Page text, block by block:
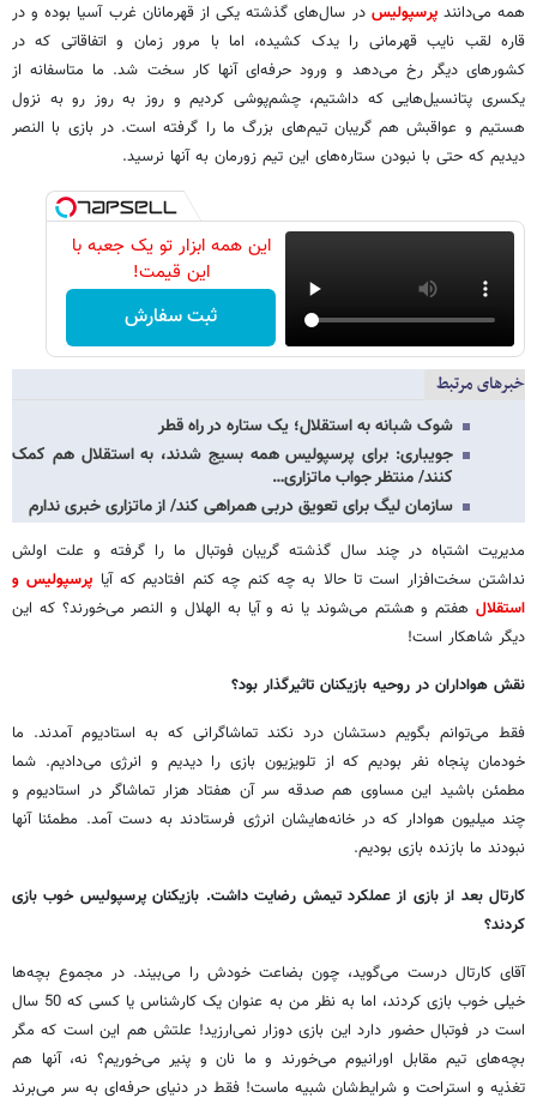
همه می‌دانندپرسپولیسدر سال‌های گذشته یکی از قهرمانان غرب آسیا بوده و در
قاره لقب نایب قهرمانی را یدک کشیده، اما با مرور زمان و اتفاقاتی که در
کشورهای دیگر رخ می‌دهد و ورود حرفه‌ای آنها کار سخت شد. ما متاسفانه از
یکسری پتانسیل‌هایی که داشتیم، چشم‌پوشی کردیم و روز به روز رو به نزول
هستیم و عواقبش هم گریبان تیم‌های بزرگ ما را گرفته است. در بازی با النصر
دیدیم که حتی با نبودن ستاره‌های این تیم زورمان به آنها نرسید.
این همه ابزار تو یک جعبه با
این قیمت!
ثبت سفارش
خبرهای مرتبط
شوک شبانه به استقلال؛ یک ستاره در راه قطر
جویباری: برای پرسپولیس همه بسیج شدند، به استقلال هم کمک
کنند/ منتظر جواب ماتزاری…
سازمان لیگ برای تعویق دربی همراهی کند/ از ماتزاری خبری ندارم
مدیریت اشتباه در چند سال گذشته گریبان فوتبال ما را گرفته و علت اولش
نداشتن سخت‌افزار است تا حالا به چه کنم چه کنم افتادیم که آیا پرسپولیس و
استقلال هفتم و هشتم می‌شوند یا نه و آیا به الهلال و النصر می‌خورند؟ که این
دیگر شاهکار است!
نقش هواداران در روحیه بازیکنان تاثیرگذار بود؟
فقط می‌توانم بگویم دستشان درد نکند تماشاگرانی که به استادیوم آمدند. ما
خودمان پنجاه نفر بودیم که از تلویزیون بازی را دیدیم و انرژی می‌دادیم. شما
مطمئن باشید این مساوی هم صدقه سر آن هفتاد هزار تماشاگر در استادیوم و
چند میلیون هوادار که در خانه‌هایشان انرژی فرستادند به دست آمد. مطمئنا آنها
نبودند ما بازنده بازی بودیم.
کارتال بعد از بازی از عملکرد تیمش رضایت داشت. بازیکنان پرسپولیس خوب بازی
کردند؟
آقای کارتال درست می‌گوید، چون بضاعت خودش را می‌بیند. در مجموع بچه‌ها
خیلی خوب بازی کردند، اما به نظر من به عنوان یک کارشناس یا کسی که 50 سال
است در فوتبال حضور دارد این بازی دوزار نمی‌ارزید! علتش هم این است که مگر
بچه‌های تیم مقابل اورانیوم می‌خورند و ما نان و پنیر می‌خوریم؟ نه، آنها هم
تغذیه و استراحت و شرایط‌شان شبیه ماست! فقط در دنیای حرفه‌ای به سر می‌برند